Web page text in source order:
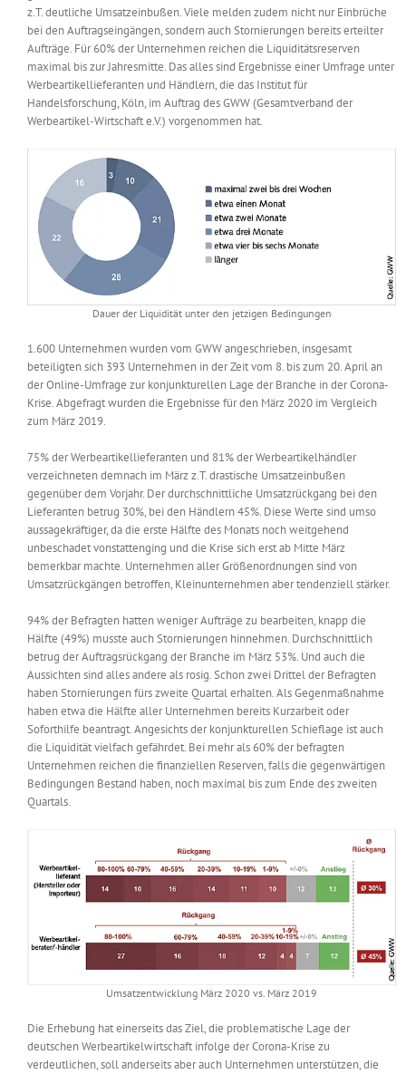
Messen & Events
Unternehmen
Wissen
Product Guide
Suche
nach:
z.T. deutliche Umsatzeinbußen. Viele melden zudem nicht nur Einbrüche
bei den Auftragseingängen, sondern auch Stornierungen bereits erteilter
Aufträge. Für 60% der Unternehmen reichen die Liquiditätsreserven
maximal bis zur Jahresmitte. Das alles sind Ergebnisse einer Umfrage unter
Werbeartikellieferanten und Händlern, die das Institut für
Handelsforschung, Köln, im Auftrag des GWW (Gesamtverband der
Werbeartikel-Wirtschaft e.V.) vorgenommen hat.
Dauer der Liquidität unter den jetzigen Bedingungen
1.600 Unternehmen wurden vom GWW angeschrieben, insgesamt
beteiligten sich 393 Unternehmen in der Zeit vom 8. bis zum 20. April an
der Online-Umfrage zur konjunkturellen Lage der Branche in der Corona-
Krise. Abgefragt wurden die Ergebnisse für den März 2020 im Vergleich
zum März 2019.
75% der Werbeartikellieferanten und 81% der Werbeartikelhändler
verzeichneten demnach im März z.T. drastische Umsatzeinbußen
gegenüber dem Vorjahr. Der durchschnittliche Umsatzrückgang bei den
Lieferanten betrug 30%, bei den Händlern 45%. Diese Werte sind umso
aussagekräftiger, da die erste Hälfte des Monats noch weitgehend
unbeschadet vonstattenging und die Krise sich erst ab Mitte März
bemerkbar machte. Unternehmen aller Größenordnungen sind von
Umsatzrückgängen betroffen, Kleinunternehmen aber tendenziell stärker.
94% der Befragten hatten weniger Aufträge zu bearbeiten, knapp die
Hälfte (49%) musste auch Stornierungen hinnehmen. Durchschnittlich
betrug der Auftragsrückgang der Branche im März 53%. Und auch die
Aussichten sind alles andere als rosig. Schon zwei Drittel der Befragten
haben Stornierungen fürs zweite Quartal erhalten. Als Gegenmaßnahme
haben etwa die Hälfte aller Unternehmen bereits Kurzarbeit oder
Soforthilfe beantragt. Angesichts der konjunkturellen Schieflage ist auch
die Liquidität vielfach gefährdet. Bei mehr als 60% der befragten
Unternehmen reichen die finanziellen Reserven, falls die gegenwärtigen
Bedingungen Bestand haben, noch maximal bis zum Ende des zweiten
Quartals.
Umsatzentwicklung März 2020 vs. März 2019
Die Erhebung hat einerseits das Ziel, die problematische Lage der
deutschen Werbeartikelwirtschaft infolge der Corona-Krise zu
verdeutlichen, soll anderseits aber auch Unternehmen unterstützen, die